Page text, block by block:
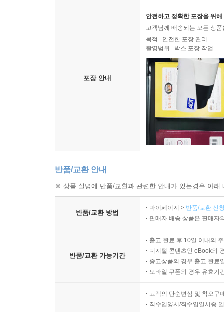
포장 안내
안전하고 정확한 포장을 위
고객님께 배송되는 모든 상
목적 : 안전한 포장 관리
촬영범위 : 박스 포장 작업
반품/교환 안내
※ 상품 설명에 반품/교환과 관련한 안내가 있는경우 아
반품/교환 방법
마이페이지 > 반품/교환 신
판매자 배송 상품은 판매자
반품/교환 가능기간
출고 완료 후 10일 이내의
디지털 콘텐츠인 eBook의
중고상품의 경우 출고 완료
모바일 쿠폰의 경우 유효기
고객의 단순변심 및 착오구
직수입양서/직수입일서중